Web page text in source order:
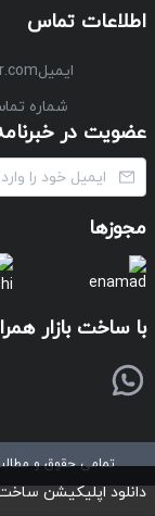
دانلود اپلیکیشن ساخت
اطلاعات تماس
ایمیل
شماره
عضویت در
مجوزها
با ساخت بازار
تمامی حقوق و